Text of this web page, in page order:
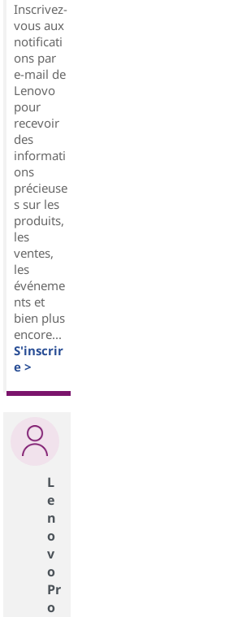
Inscrivez-
vous aux
notificati
ons par
e-mail de
Lenovo
pour
recevoir
des
informati
ons
précieuse
s sur les
produits,
les
ventes,
les
événeme
nts et
bien plus
encore...
S'inscrir
e >
L
e
n
o
v
o
Pr
o